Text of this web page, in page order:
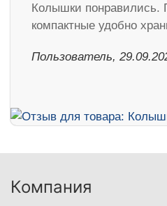
Колышки понравились.
компактные удобно
Пользователь,
Компания